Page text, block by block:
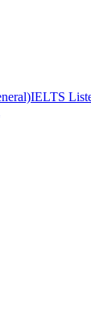
IELTS